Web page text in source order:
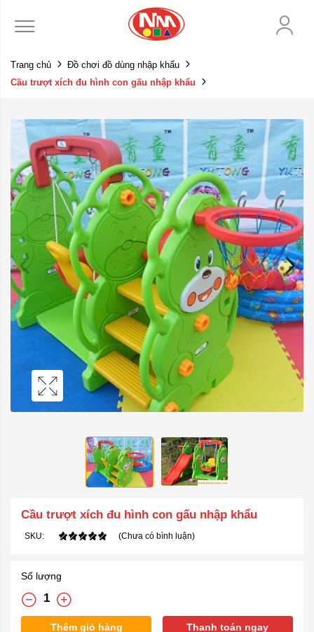
Trang chủ
Đồ chơi đồ dùng nhập khẩu
Cầu trượt xích đu hình con gấu nhập khẩu
Cầu trượt xích đu hình con gấu nhập khẩu
SKU: (Chưa có bình luận)
Số lượng
Thêm giỏ hàng Thanh toán ngay